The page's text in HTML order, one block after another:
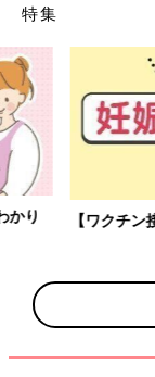
特集
【ワクチン接種でき